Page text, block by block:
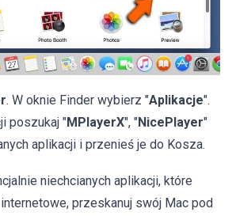
. W oknie Finder wybierz "Aplikacje".
poszukaj "MPlayerX", "NicePlayer"
aplikacji i przenieś je do Kosza.
niechcianych aplikacji, które
przeskanuj swój Mac pod